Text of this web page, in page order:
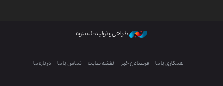
طراحی و تولید: نستوه
همکاری با ما فرستادن خبر نقشه سایت تماس با ما درباره ما